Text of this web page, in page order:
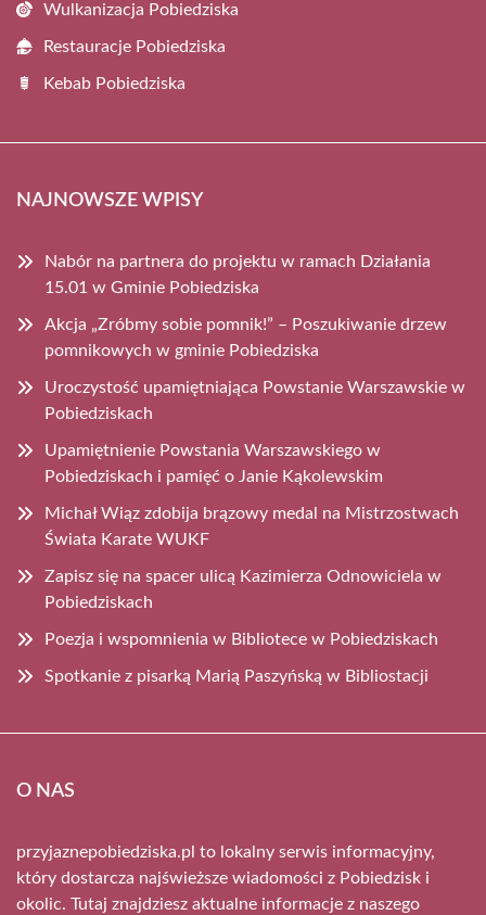
Wulkanizacja Pobiedziska
Restauracje Pobiedziska
Kebab Pobiedziska
NAJNOWSZE WPISY
Nabór na partnera do projektu w ramach Działania
15.01 w Gminie Pobiedziska
Akcja „Zróbmy sobie pomnik!” – Poszukiwanie drzew
pomnikowych w gminie Pobiedziska
Uroczystość upamiętniająca Powstanie Warszawskie w
Pobiedziskach
Upamiętnienie Powstania Warszawskiego w
Pobiedziskach i pamięć o Janie Kąkolewskim
Michał Wiąz zdobija brązowy medal na Mistrzostwach
Świata Karate WUKF
Zapisz się na spacer ulicą Kazimierza Odnowiciela w
Pobiedziskach
Poezja i wspomnienia w Bibliotece w Pobiedziskach
Spotkanie z pisarką Marią Paszyńską w Bibliostacji
O NAS
przyjaznepobiedziska.pl to lokalny serwis informacyjny,
który dostarcza najświeższe wiadomości z Pobiedzisk i
okolic. Tutaj znajdziesz aktualne informacje z naszego